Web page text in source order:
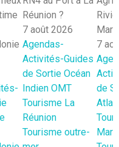
7 août 2026
Agendas-
Activités-Guides
de Sortie Océan
Indien OMT
Tourisme La
Réunion
Tourisme outre-
7
de